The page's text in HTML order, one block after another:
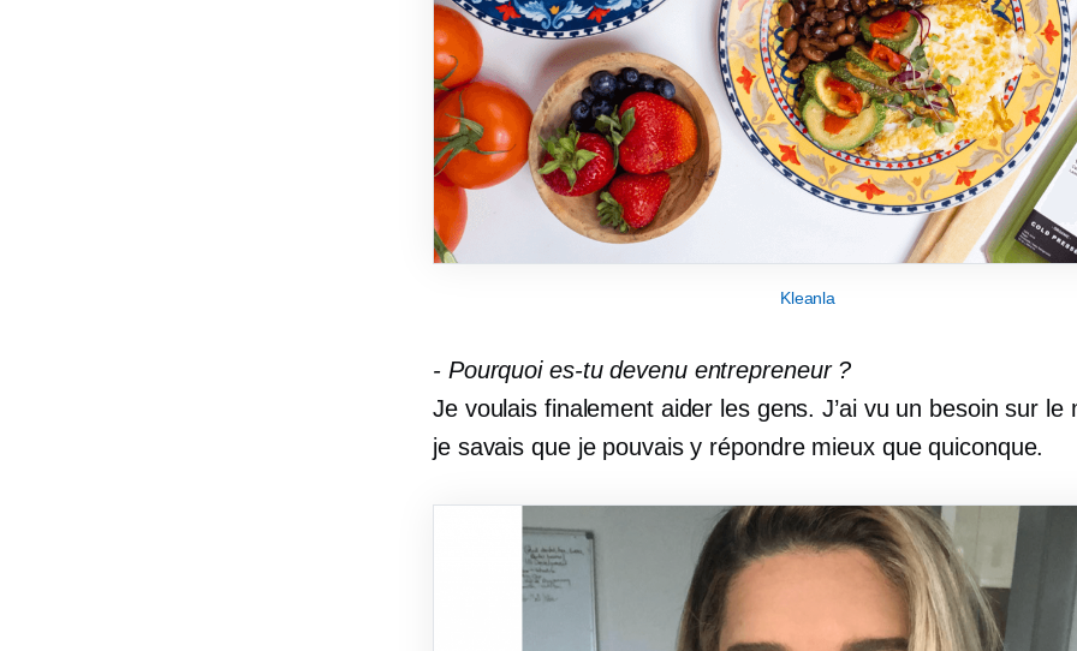
Kleanla
-Pourquoi es-tu devenu entrepreneur ?
Je voulais finalement aider les gens. J’ai vu un besoin sur le
je savais que je pouvais y répondre mieux que quiconque.